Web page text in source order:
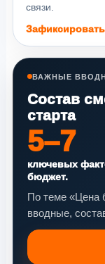
связи.
ВАЖНЫЕ
Состав
старта
5–7
ключевых
бюджет.
По теме «Цена
вводные,